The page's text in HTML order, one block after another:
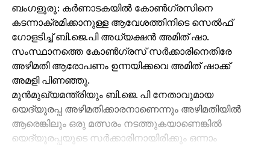
ബംഗളുരു: കര്‍ണാടകയില്‍ കോണ്‍ഗ്രസിനെ
കടന്നാക്രമിക്കാനുള്ള ആവേശത്തിനിടെ സെല്‍ഫ്
ഗോളടിച്ച് ബി.ജെ.പി അധ്യക്ഷന്‍ അമിത് ഷാ.
സംസ്ഥാനത്തെ കോണ്‍ഗ്രസ് സര്‍ക്കാരിനെതിരേ
അഴിമതി ആരോപണം ഉന്നയിക്കവെ അമിത് ഷാക്ക്
അമളി പിണഞ്ഞു.
മുന്‍മുഖ്യമന്ത്രിയും ബി.ജെ. പി നേതാവുമായ
യെദ്യൂരപ്പ അഴിമതിക്കാരനാണെന്നും അഴിമതിയില്‍
ആരെങ്കിലും ഒരു മത്സരം നടത്തുകയാണെങ്കില്‍
യെദ്യൂരപ്പയുടെ സര്‍ക്കാരിനായിരിക്കും ഒന്നാം